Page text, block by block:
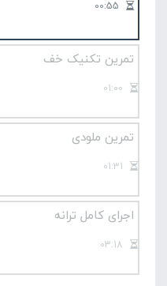
تمرین تکنیک خف
تمرین ملودی
اجرای کامل ترانه